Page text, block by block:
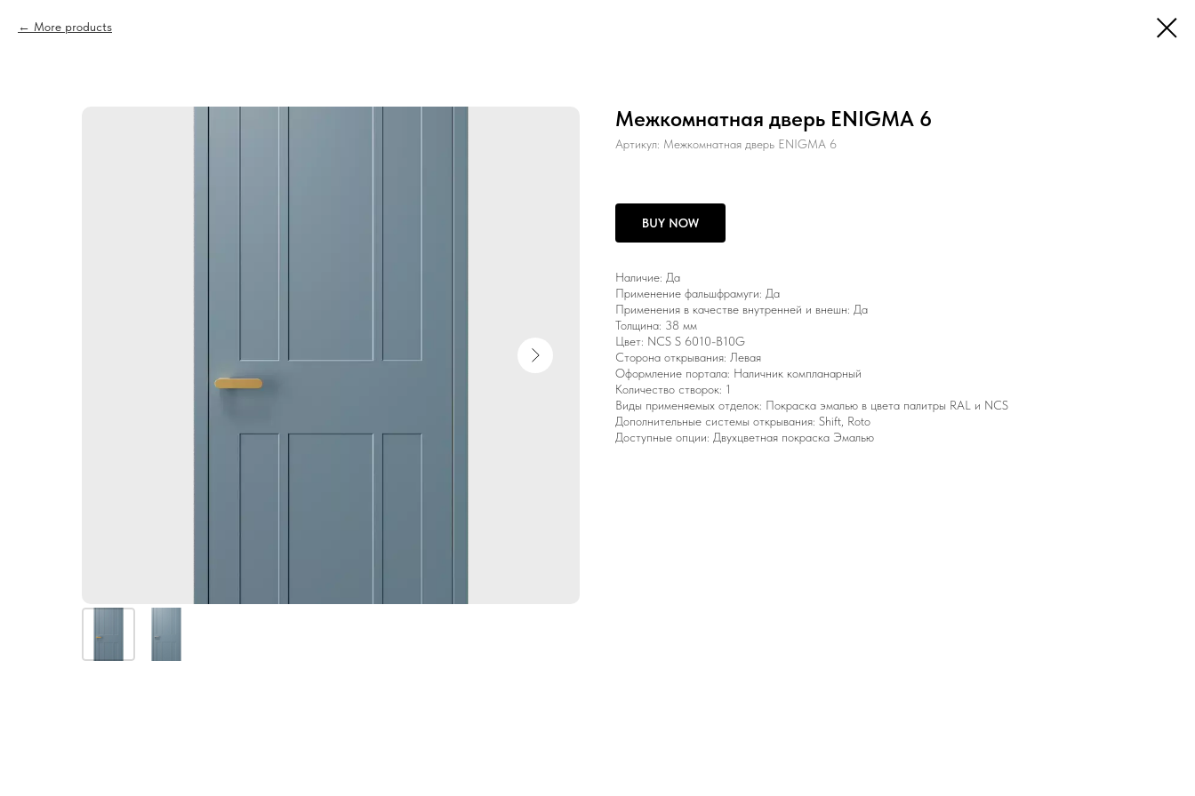
More products
Межкомнатная дверь ENIGMA 6
Артикул: Межкомнатная дверь ENIGMA 6
BUY NOW
Наличие: Да
Применение фальшфрамуги: Да
Применения в качестве внутренней и внешн: Да
Толщина: 38 мм
Цвет: NCS S 6010-B10G
Сторона открывания: Левая
Оформление портала: Наличник компланарный
Количество створок: 1
Виды применяемых отделок: Покраска эмалью в цвета палитры RAL и NCS
Дополнительные системы открывания: Shift, Roto
Доступные опции: Двухцветная покраска Эмалью